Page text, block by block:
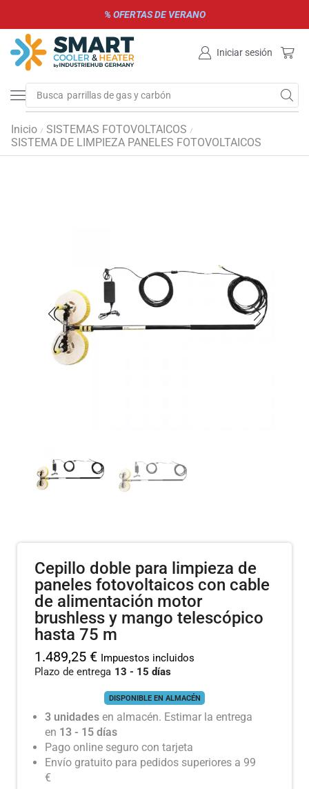
% OFERTAS DE VERANO
Iniciar sesión
Busca parrillas de gas y carbón
Inicio / SISTEMAS FOTOVOLTAICOS /
SISTEMA DE LIMPIEZA PANELES FOTOVOLTAICOS
Cepillo doble para limpieza de
paneles fotovoltaicos con cable
de alimentación motor
brushless y mango telescópico
hasta 75 m
1.489,25 € Impuestos incluidos
Plazo de entrega 13 - 15 días
DISPONIBLE EN ALMACÉN
3 unidades en almacén. Estimar la entrega
en 13 - 15 días
Pago online seguro con tarjeta
Envío gratuito para pedidos superiores a 99
€